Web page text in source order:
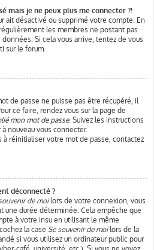
mais je ne peux plus me connecter ?!
ait désactivé ou supprimé votre compte. En
les membres ne postant pas
Si cela vous arrive, tentez de vous
sur le forum.
de passe ne puisse pas être récupéré, il
ce faire, rendez vous sur la page de
mon mot de passe. Suivez les instructions
nouveau vous connecter.
à réinitialiser votre mot de passe, contactez
déconnecté ?
de moilors de votre connexion, vous
une durée déterminée. Cela empêche que
à votre insu en utilisant le même
la case Se souvenir de moilors de la
si vous utilisez un ordinateur public pour